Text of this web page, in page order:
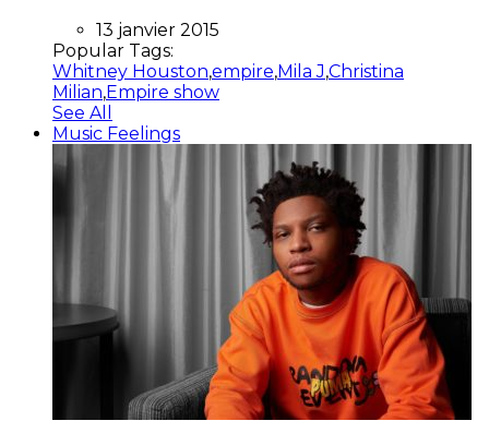
13 janvier 2015
Popular Tags:
Whitney Houston,empire,Mila J,Christina
Milian,Empire show
See All
Music Feelings